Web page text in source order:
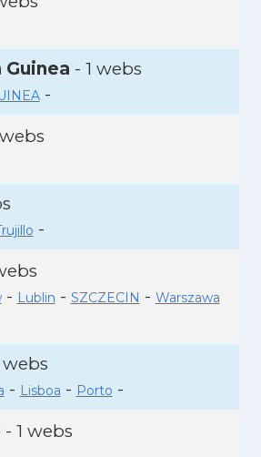
Guinea - 1 webs
-
-
- Lublin - SZCZECIN - Warszawa
- Lisboa - Porto -
- 1 webs